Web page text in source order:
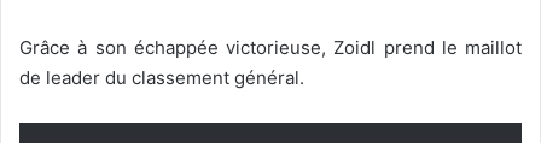
Grâce à son échappée victorieuse, Zoidl prend le maillot
de leader du classement général.